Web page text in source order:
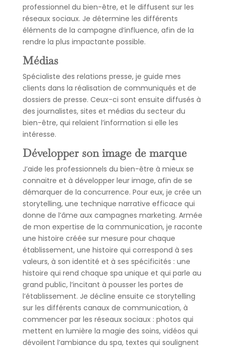
professionnel du bien-être, et le diffusent sur les
réseaux sociaux. Je détermine les différents
éléments de la campagne d’influence, afin de la
rendre la plus impactante possible.
Médias
Spécialiste des relations presse, je guide mes
clients dans la réalisation de communiqués et de
dossiers de presse. Ceux-ci sont ensuite diffusés à
des journalistes, sites et médias du secteur du
bien-être, qui relaient l’information si elle les
intéresse.
Développer son image de marque
J’aide les professionnels du bien-être à mieux se
connaitre et à développer leur image, afin de se
démarquer de la concurrence. Pour eux, je crée un
storytelling, une technique narrative efficace qui
donne de l’âme aux campagnes marketing. Armée
de mon expertise de la communication, je raconte
une histoire créée sur mesure pour chaque
établissement, une histoire qui correspond à ses
valeurs, à son identité et à ses spécificités : une
histoire qui rend chaque spa unique et qui parle au
grand public, l’incitant à pousser les portes de
l’établissement. Je décline ensuite ce storytelling
sur les différents canaux de communication, à
commencer par les réseaux sociaux : photos qui
mettent en lumière la magie des soins, vidéos qui
dévoilent l’ambiance du spa, textes qui soulignent